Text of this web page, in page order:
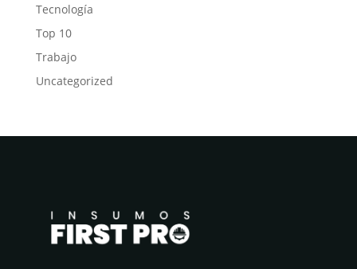
Tecnología
Top 10
Trabajo
Uncategorized